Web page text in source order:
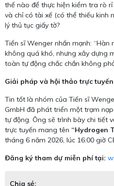
thế nào để thực hiện kiểm tra rò
và chỉ có tài xế (có thể thiếu kinh
lý thủ tục giấy tờ?
Tiến sĩ Wenger nhấn mạnh:
không quá khó, nhưng xây dựng
toàn tự động chắc chắn không
Giải pháp và hội thảo trực
Tin tốt là nhóm của Tiến sĩ
GmbH đã phát triển một trạm
tự động. Ông sẽ trình bày chi tiết
trực tuyến mang tên “Hydrogen
tháng 6 năm 2026, lúc 16:00 giờ
Đăng ký tham dự miễn phí tại:
Chia sẻ: